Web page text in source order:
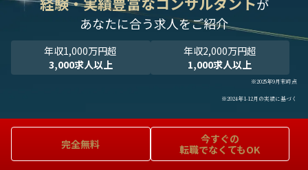
が
あなたに合う求人をご紹介
年収1,000万円超
3,000求人以上
年収2,000万円超
1,000求人以上
※2025年9月末時点
※2024年1-12月の実績に基づく
完全無料
今すぐの
転職でなくてもOK